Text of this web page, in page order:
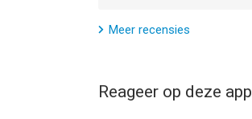
Meer recensies
Reageer op deze app